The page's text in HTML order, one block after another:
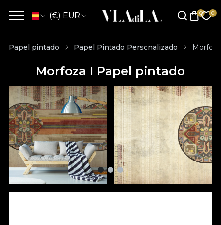
(€) EUR
Papel pintado Papel Pintado Personalizado
Morfoza I Papel pintado